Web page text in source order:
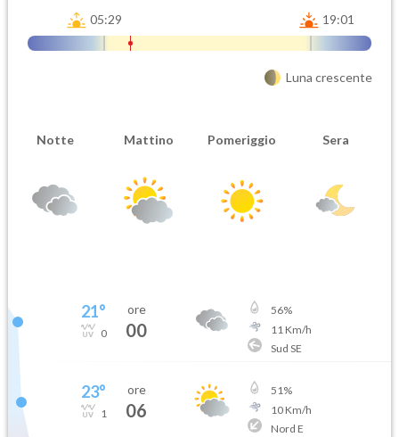
05:29 19:01
Luna crescente
Notte Mattino Pomeriggio Sera
21°
0
ore
00
56%
11 Km/h
Sud SE
23°
1
ore
06
51%
10Km/h
Nord E